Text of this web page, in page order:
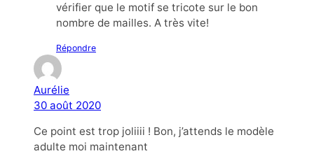
vérifier que le motif se tricote sur le bon
nombre de mailles. A très vite!
Répondre
Aurélie
30 août 2020
Ce point est trop joliiii ! Bon, j’attends le modèle
adulte moi maintenant